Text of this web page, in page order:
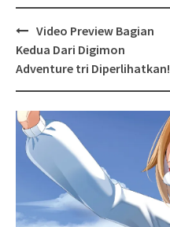
Post
navigation
Video Preview Bagian
Kedua Dari Digimon
Adventure tri Diperlihatkan!